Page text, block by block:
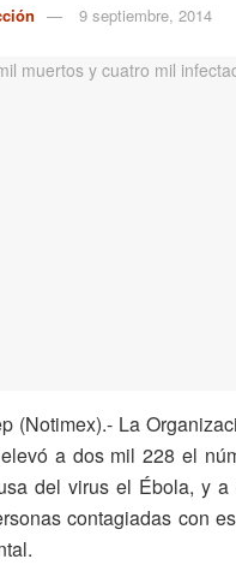
9 septiembre, 2014
(Notimex).- La
a dos mil 228 el
del virus el Ébola, y
contagiadas con